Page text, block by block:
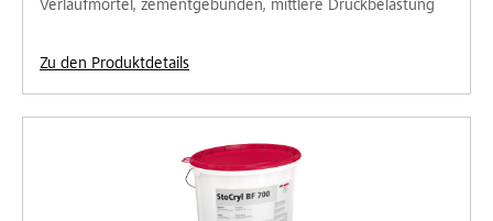
Verlaufmörtel, zementgebunden, mittlere Druckbelastung
Zu den Produktdetails